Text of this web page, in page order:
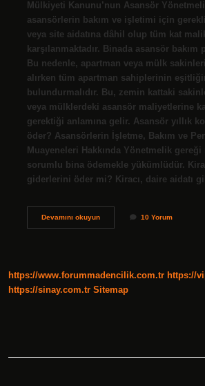
Mülkiyeti Kanunu’nun Asansör
asansörlerin bakım ve işletimi için
veya site aidatına dâhil olup tüm kat
karşılanmaktadır. Binada asansör bakım
Bu nedenle, apartman veya mülk
alırken tüm apartman sahiplerinin
bulundurmalıdır. Bu, zemin kattaki
veya mülklerdeki asansör maliyetlerine
gerektiği anlamına gelir. Asansör yıllık
öder? Asansörlerin İşletme, Bakım ve
Muayeneleri Hakkında Yönetmelik
sorumlu bina ödemekle yükümlüdür.
giderlerini öder mi? Kiracı, daire aidatı
Devamını okuyunKiracı
10 Yorum
https://www.forummadencilik.com.tr https://
https://sinay.com.tr Sitemap